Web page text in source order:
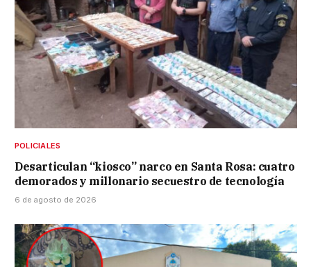
POLICIALES
Desarticulan “kiosco” narco en Santa Rosa: cuatro
demorados y millonario secuestro de tecnología
6 de agosto de 2026